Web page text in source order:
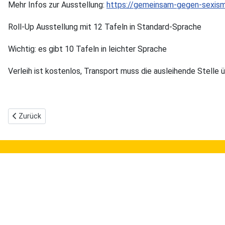
Mehr Infos zur Ausstellung: https://gemeinsam-gegen-
Roll-Up Ausstellung mit 12 Tafeln in Standard-Sprache
Wichtig: es gibt 10 Tafeln in leichter Sprache
Verleih ist kostenlos, Transport muss die ausleihende Stelle
Vorheriger Beitrag: Frohe Weihnachten & einen guten Start ins
Zurück